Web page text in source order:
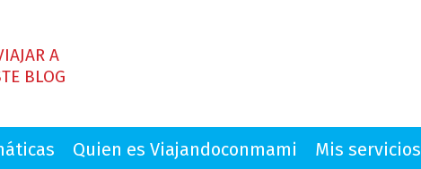
A
BLOG
Quien es Viajandoconmami Mis servicios